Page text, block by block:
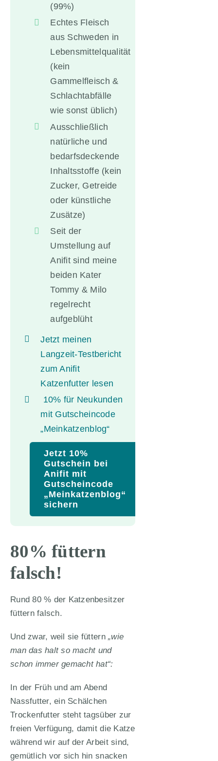
(99%)
Echtes Fleisch
aus Schweden in
Lebensmittelqualität
(kein
Gammelfleisch &
Schlachtabfälle
wie sonst üblich)
Ausschließlich
natürliche und
bedarfsdeckende
Inhaltsstoffe (kein
Zucker, Getreide
oder künstliche
Zusätze)
Seit der
Umstellung auf
Anifit sind meine
beiden Kater
Tommy & Milo
regelrecht
aufgeblüht
Jetzt meinen
Langzeit-Testbericht
zum Anifit
Katzenfutter lesen
10% für Neukunden
mit Gutscheincode
„Meinkatzenblog“
Jetzt 10%
Gutschein bei
Anifit mit
Gutscheincode
„Meinkatzenblog“
sichern
80% füttern
falsch!
Rund 80 % der Katzenbesitzer
füttern falsch.
Und zwar, weil sie füttern„wie
man das halt so macht und
schon immer gemacht hat“:
In der Früh und am Abend
Nassfutter, ein Schälchen
Trockenfutter steht tagsüber zur
freien Verfügung, damit die Katze
während wir auf der Arbeit sind,
gemütlich vor sich hin snacken